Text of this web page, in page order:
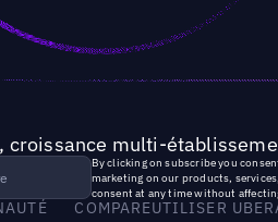
croissance multi-
By clicking on subscribe you
marketing on our products,
consent at any time without
COMPAREUTILISER